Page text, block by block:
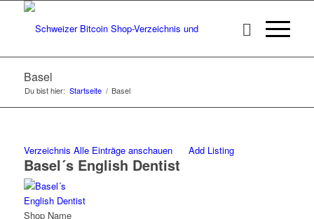
Basel
Du bist hier: Startseite / Basel
Verzeichnis Alle Einträge anschauen Add Listing
Basel´s English Dentist
Shop Name